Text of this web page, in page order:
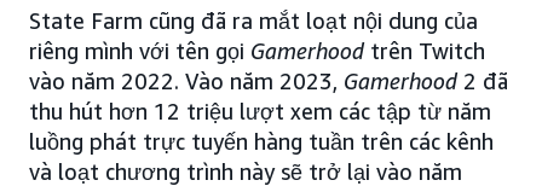
State Farm cũng đã ra mắt loạt nội dung của
riêng mình với tên gọi Gamerhoodtrên Twitch
vào năm 2022. Vào năm 2023, Gamerhood 2 đã
thu hút hơn 12 triệu lượt xem các tập từ năm
luồng phát trực tuyến hàng tuần trên các kênh
và loạt chương trình này sẽ trở lại vào năm